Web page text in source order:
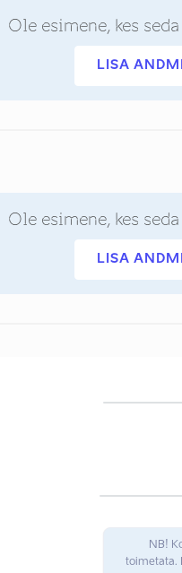
Ole esimene, kes
LISA
Ole esimene, kes
LISA
NB!
toimetata.